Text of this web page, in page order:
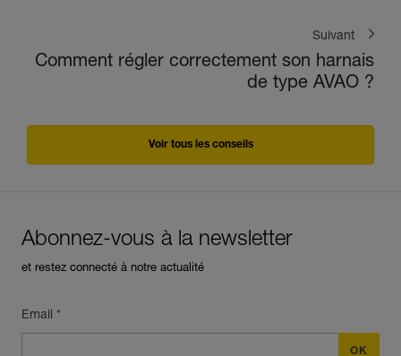
Suivant
Comment régler correctement son harnais
de type AVAO ?
Voir tous les conseils
Abonnez-vous à la newsletter
et restez connecté à notre actualité
Email *